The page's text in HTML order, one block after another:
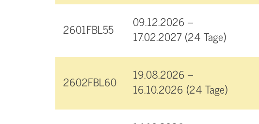
2601FBL55
09.12.2026 –
17.02.2027 (24 Tage)
2602FBL60
19.08.2026 –
16.10.2026 (24 Tage)